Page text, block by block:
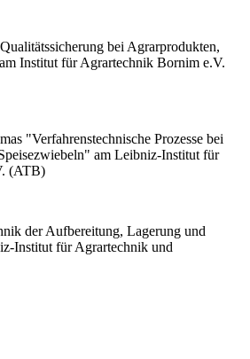
bei Agrarprodukten,
Institut für Agrartechnik Bornim e.V.
"Verfahrenstechnische Prozesse bei
am Leibniz-Institut für
(ATB)
der Aufbereitung, Lagerung und
Institut für Agrartechnik und